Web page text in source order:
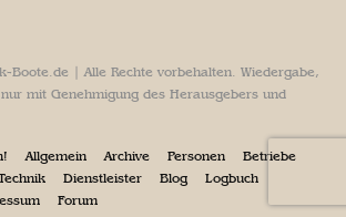
Boote.de | Alle Rechte vorbehalten. Wiedergabe,
mit Genehmigung des Herausgebers und
Allgemein Archive Personen
Betriebe
Dienstleister Blog
Logbuch
Forum